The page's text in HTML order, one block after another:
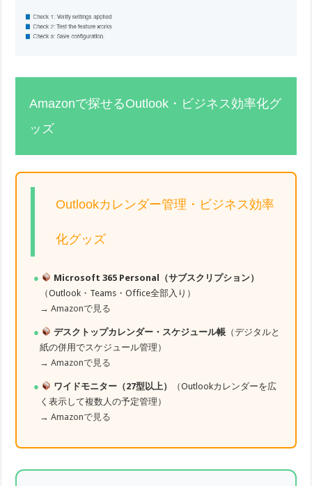
Amazonで探せるOutlook・ビジネス効率化グ
ッズ
Outlookカレンダー管理・ビジネス効率
化グッズ
Microsoft 365 Personal（サブスクリプション）
（Outlook・Teams・Office全部入り）
→ Amazonで見る
デスクトップカレンダー・スケジュール帳（デジタルと
紙の併用でスケジュール管理）
→ Amazonで見る
ワイドモニター（27型以上）
（Outlookカレンダーを広
く表示して複数人の予定管理）
→ Amazonで見る